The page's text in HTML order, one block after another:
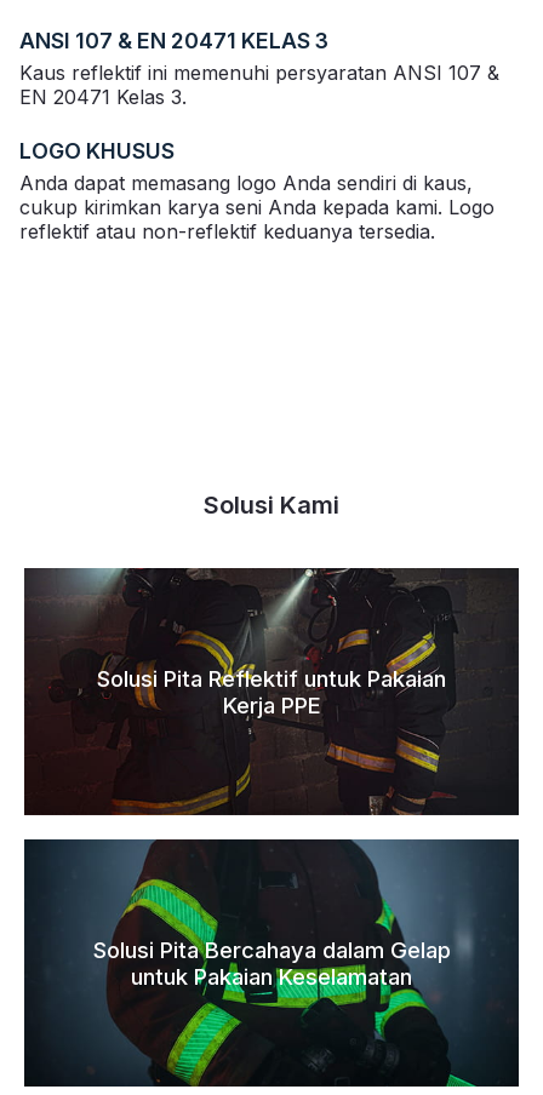
ANSI 107 & EN 20471 KELAS 3
Kaus reflektif ini memenuhi persyaratan ANSI 107 &
EN 20471 Kelas 3.
LOGO KHUSUS
Anda dapat memasang logo Anda sendiri di kaus,
cukup kirimkan karya seni Anda kepada kami. Logo
reflektif atau non-reflektif keduanya tersedia.
Solusi Kami
Solusi Pita Reflektif untuk Pakaian
Kerja PPE
Solusi Pita Bercahaya dalam Gelap
untuk Pakaian Keselamatan